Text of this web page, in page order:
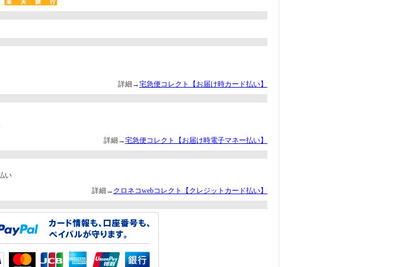
詳細→宅急便コレクト【お届け時カード払い】
詳細→宅急便コレクト【お届け時電子マネー払い】
詳細→ クロネコwebコレクト【クレジットカード払い】